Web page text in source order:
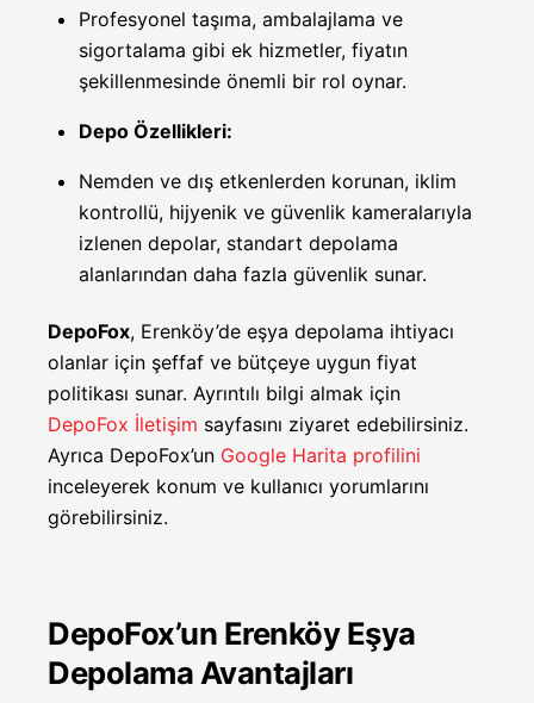
Profesyonel taşıma, ambalajlama ve
sigortalama gibi ek hizmetler, fiyatın
şekillenmesinde önemli bir rol oynar.
Depo Özellikleri:
Nemden ve dış etkenlerden korunan, iklim
kontrollü, hijyenik ve güvenlik kameralarıyla
izlenen depolar, standart depolama
alanlarından daha fazla güvenlik sunar.
DepoFox, Erenköy’de eşya depolama ihtiyacı
olanlar için şeffaf ve bütçeye uygun fiyat
politikası sunar. Ayrıntılı bilgi almak için
DepoFox İletişim sayfasını ziyaret edebilirsiniz.
Ayrıca DepoFox’un Google Harita profilini
inceleyerek konum ve kullanıcı yorumlarını
görebilirsiniz.
DepoFox’un Erenköy Eşya
Depolama Avantajları